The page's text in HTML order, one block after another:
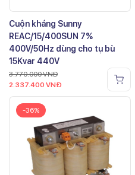
Cuộn kháng Sunny
REAC/15/400SUN 7%
400V/50Hz dùng cho tụ bù
15Kvar 440V
3.770.000VNĐ
2.337.400 VNĐ
-36%